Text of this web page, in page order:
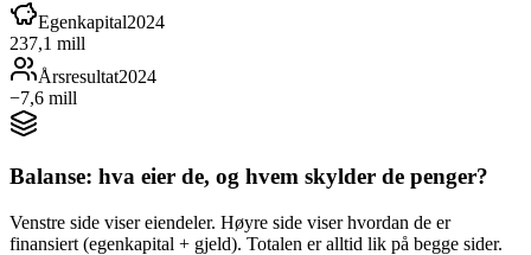
Egenkapital2024
237,1 mill
Årsresultat2024
−7,6 mill
Balanse: hva eier de, og hvem skylder de penger?
Venstre side viser eiendeler. Høyre side viser hvordan de er
finansiert (egenkapital + gjeld). Totalen er alltid lik på begge sider.